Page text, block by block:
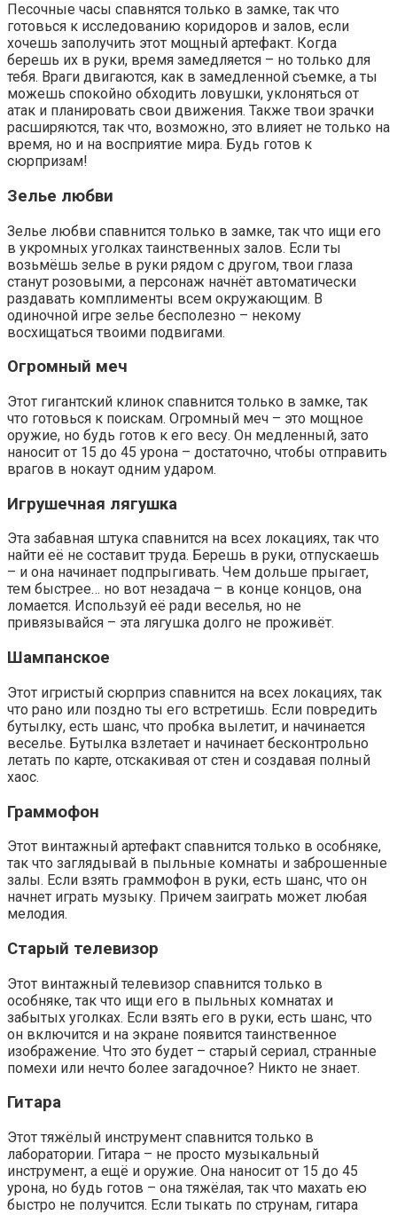
Песочные часы спавнятся только в замке, так что
готовься к исследованию коридоров и залов, если
хочешь заполучить этот мощный артефакт. Когда
берешь их в руки, время замедляется – но только для
тебя. Враги двигаются, как в замедленной съемке, а ты
можешь спокойно обходить ловушки, уклоняться от
атак и планировать свои движения. Также твои зрачки
расширяются, так что, возможно, это влияет не только на
время, но и на восприятие мира. Будь готов к
сюрпризам!
Зелье любви
Зелье любви спавнится только в замке, так что ищи его
в укромных уголках таинственных залов. Если ты
возьмёшь зелье в руки рядом с другом, твои глаза
станут розовыми, а персонаж начнёт автоматически
раздавать комплименты всем окружающим. В
одиночной игре зелье бесполезно – некому
восхищаться твоими подвигами.
Огромный меч
Этот гигантский клинок спавнится только в замке, так
что готовься к поискам. Огромный меч – это мощное
оружие, но будь готов к его весу. Он медленный, зато
наносит от 15 до 45 урона – достаточно, чтобы отправить
врагов в нокаут одним ударом.
Игрушечная лягушка
Эта забавная штука спавнится на всех локациях, так что
найти её не составит труда. Берешь в руки, отпускаешь
– и она начинает подпрыгивать. Чем дольше прыгает,
тем быстрее… но вот незадача – в конце концов, она
ломается. Используй её ради веселья, но не
привязывайся – эта лягушка долго не проживёт.
Шампанское
Этот игристый сюрприз спавнится на всех локациях, так
что рано или поздно ты его встретишь. Если повредить
бутылку, есть шанс, что пробка вылетит, и начинается
веселье. Бутылка взлетает и начинает бесконтрольно
летать по карте, отскакивая от стен и создавая полный
хаос.
Граммофон
Этот винтажный артефакт спавнится только в особняке,
так что заглядывай в пыльные комнаты и заброшенные
залы. Если взять граммофон в руки, есть шанс, что он
начнет играть музыку. Причем заиграть может любая
мелодия.
Старый телевизор
Этот винтажный телевизор спавнится только в
особняке, так что ищи его в пыльных комнатах и
забытых уголках. Если взять его в руки, есть шанс, что
он включится и на экране появится таинственное
изображение. Что это будет – старый сериал, странные
помехи или нечто более загадочное? Никто не знает.
Гитара
Этот тяжёлый инструмент спавнится только в
лаборатории. Гитара – не просто музыкальный
инструмент, а ещё и оружие. Она наносит от 15 до 45
урона, но будь готов – она тяжёлая, так что махать ею
быстро не получится. Если тыкать по струнам, гитара